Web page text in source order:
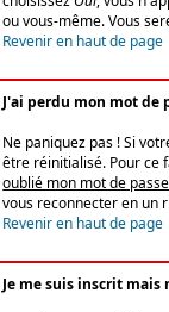
ou vous-même. Vous
Revenir en haut de page
J'ai perdu mon mot de
Ne paniquez pas ! Si
être réinitialisé. Pour ce
oublié mon mot de passe
vous reconnecter en un
Revenir en haut de page
Je me suis inscrit mais